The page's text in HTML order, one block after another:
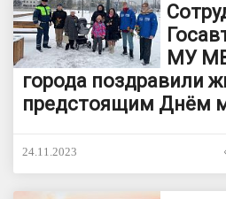
МУ
города поздравили
предстоящим Днём
24.11.2023